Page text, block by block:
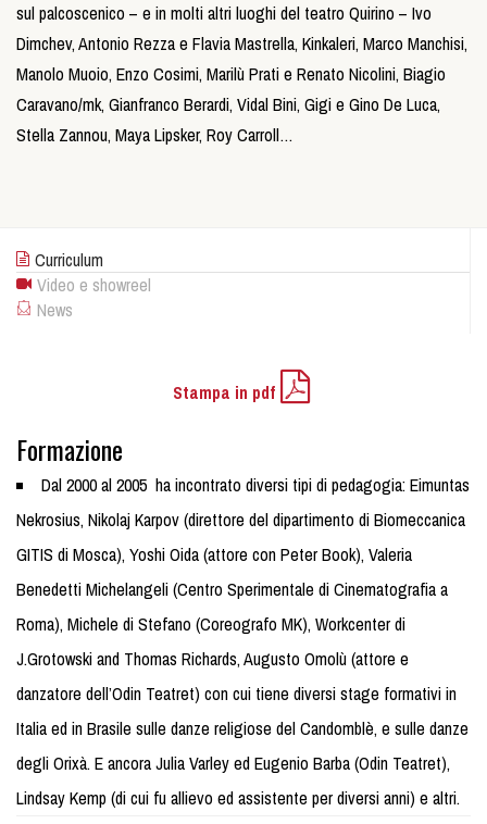
sul palcoscenico – e in molti altri luoghi del teatro Quirino – Ivo
Dimchev, Antonio Rezza e Flavia Mastrella, Kinkaleri, Marco Manchisi,
Manolo Muoio, Enzo Cosimi, Marilù Prati e Renato Nicolini, Biagio
Caravano/mk, Gianfranco Berardi, Vidal Bini, Gigi e Gino De Luca,
Stella Zannou, Maya Lipsker, Roy Carroll…
Curriculum
Video e showreel
News
Stampa in pdf
Formazione
Dal 2000 al 2005 ha incontrato diversi tipi di pedagogia: Eimuntas
Nekrosius, Nikolaj Karpov (direttore del dipartimento di Biomeccanica
GITIS di Mosca), Yoshi Oida (attore con Peter Book), Valeria
Benedetti Michelangeli (Centro Sperimentale di Cinematografia a
Roma), Michele di Stefano (Coreografo MK), Workcenter di
J.Grotowski and Thomas Richards, Augusto Omolù (attore e
danzatore dell’Odin Teatret) con cui tiene diversi stage formativi in
Italia ed in Brasile sulle danze religiose del Candomblè, e sulle danze
degli Orixà. E ancora Julia Varley ed Eugenio Barba (Odin Teatret),
Lindsay Kemp (di cui fu allievo ed assistente per diversi anni) e altri.